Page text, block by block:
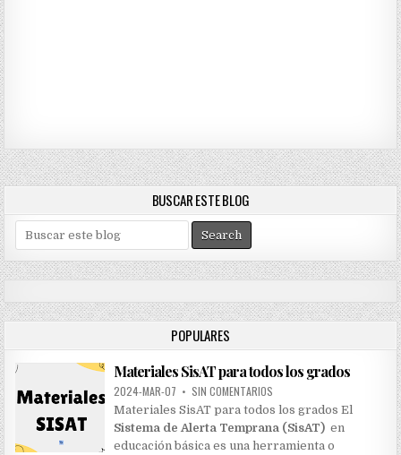
BUSCAR ESTE BLOG
e
a
r
c
h
o
r
:
POPULARES
Materiales SisAT para todos los grados
2024-MAR-07 • SIN COMENTARIOS
Materiales SisAT para todos los grados El
Sistema de Alerta Temprana (SisAT) en
educación básica es una herramienta o